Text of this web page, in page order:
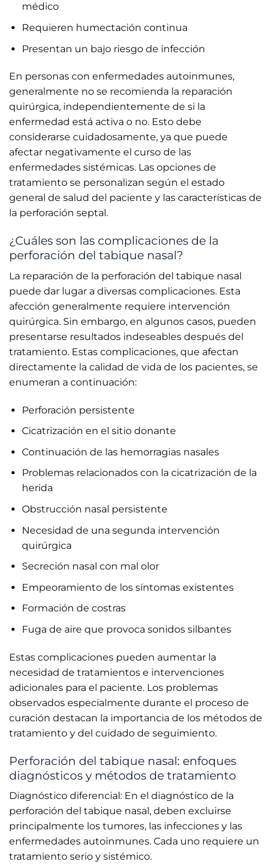
médico
Requieren humectación continua
Presentan un bajo riesgo de infección
En personas con enfermedades autoinmunes,
generalmente no se recomienda la reparación
quirúrgica, independientemente de si la
enfermedad está activa o no. Esto debe
considerarse cuidadosamente, ya que puede
afectar negativamente el curso de las
enfermedades sistémicas. Las opciones de
tratamiento se personalizan según el estado
general de salud del paciente y las características de
la perforación septal.
¿Cuáles son las complicaciones de la
perforación del tabique nasal?
La reparación de la perforación del tabique nasal
puede dar lugar a diversas complicaciones. Esta
afección generalmente requiere intervención
quirúrgica. Sin embargo, en algunos casos, pueden
presentarse resultados indeseables después del
tratamiento. Estas complicaciones, que afectan
directamente la calidad de vida de los pacientes, se
enumeran a continuación:
Perforación persistente
Cicatrización en el sitio donante
Continuación de las hemorragias nasales
Problemas relacionados con la cicatrización de la
herida
Obstrucción nasal persistente
Necesidad de una segunda intervención
quirúrgica
Secreción nasal con mal olor
Empeoramiento de los síntomas existentes
Formación de costras
Fuga de aire que provoca sonidos silbantes
Estas complicaciones pueden aumentar la
necesidad de tratamientos e intervenciones
adicionales para el paciente. Los problemas
observados especialmente durante el proceso de
curación destacan la importancia de los métodos de
tratamiento y del cuidado de seguimiento.
Perforación del tabique nasal: enfoques
diagnósticos y métodos de tratamiento
Diagnóstico diferencial: En el diagnóstico de la
perforación del tabique nasal, deben excluirse
principalmente los tumores, las infecciones y las
enfermedades autoinmunes. Cada uno requiere un
tratamiento serio y sistémico.